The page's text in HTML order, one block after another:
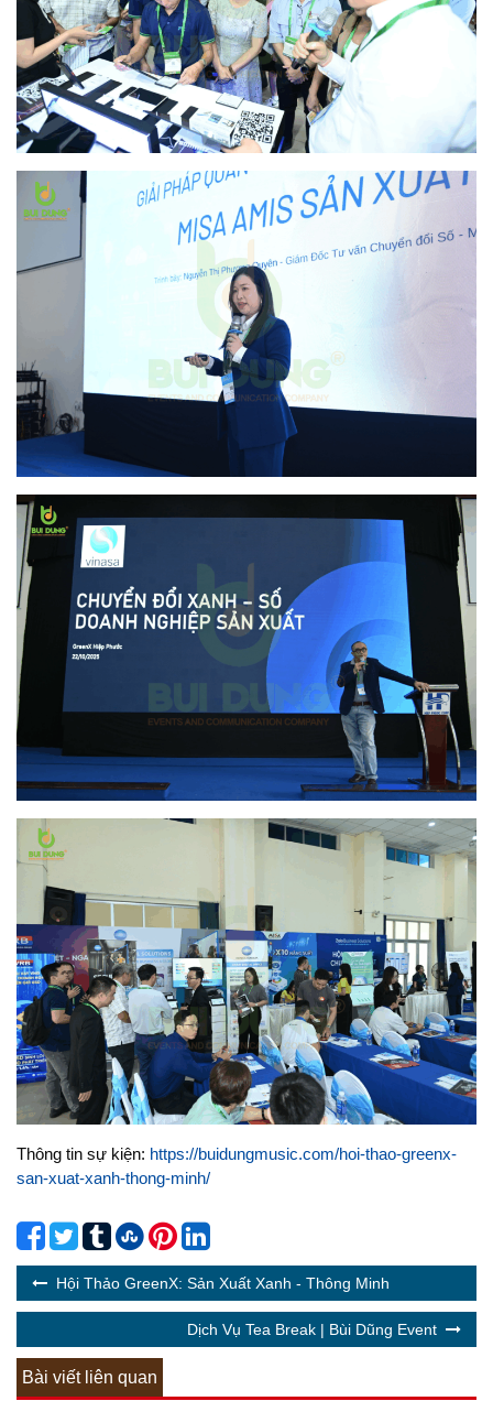
Thông tin sự kiện: https://buidungmusic.com/hoi-thao-greenx-
san-xuat-xanh-thong-minh/
Hội Thảo GreenX: Sản Xuất Xanh - Thông Minh
Dịch Vụ Tea Break | Bùi Dũng Event
Bài viết liên quan